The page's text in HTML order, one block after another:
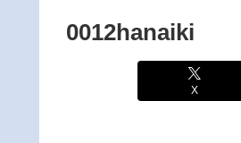
0012hanaiki
X